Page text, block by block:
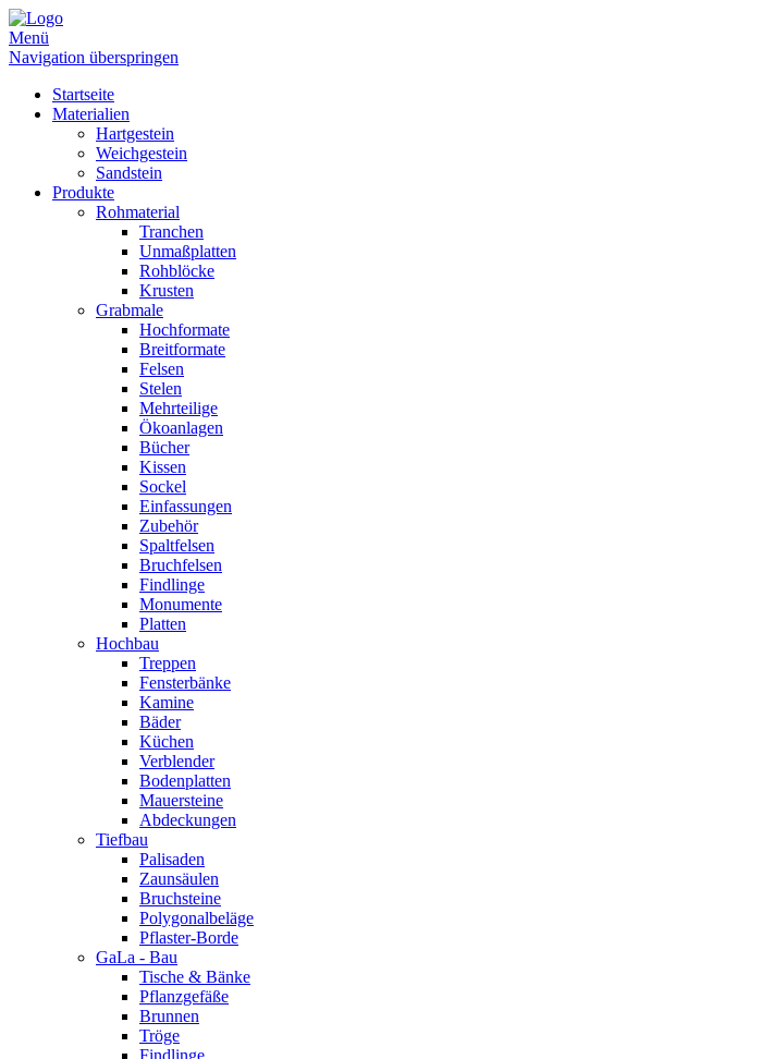
Menü
Navigation überspringen
Startseite
Materialien
Hartgestein
Weichgestein
Sandstein
Produkte
Rohmaterial
Tranchen
Unmaßplatten
Rohblöcke
Krusten
Grabmale
Hochformate
Breitformate
Felsen
Stelen
Mehrteilige
Ökoanlagen
Bücher
Kissen
Sockel
Einfassungen
Zubehör
Spaltfelsen
Bruchfelsen
Findlinge
Monumente
Platten
Hochbau
Treppen
Fensterbänke
Kamine
Bäder
Küchen
Verblender
Bodenplatten
Mauersteine
Abdeckungen
Tiefbau
Palisaden
Zaunsäulen
Bruchsteine
Polygonalbeläge
Pflaster-Borde
GaLa - Bau
Tische & Bänke
Pflanzgefäße
Brunnen
Tröge
Findlinge